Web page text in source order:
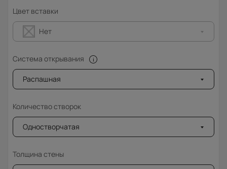
Цвет вставки
Нет
Система открывания
Распашная
Количество створок
Одностворчатая
Толщина стены